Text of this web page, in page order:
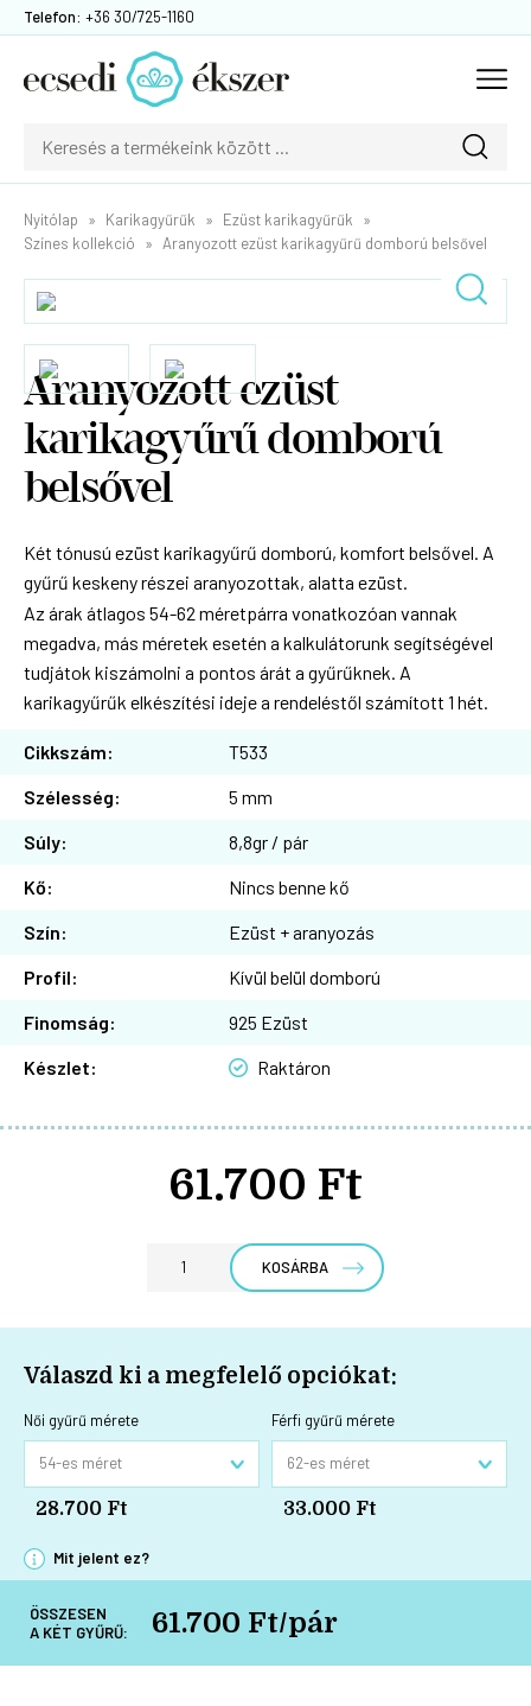
Telefon: +36 30/725-1160
Nyitólap Karikagyűrűk
Ezüst karikagyűrűk
Színes kollekció
Aranyozott ezüst karikagyűrű domború belsővel
Aranyozott ezüst
karikagyűrű domború
belsővel
Két tónusú ezüst karikagyűrű domború, komfort belsővel. A
gyűrű keskeny részei aranyozottak, alatta ezüst.
Az árak átlagos 54-62 méretpárra vonatkozóan vannak
megadva, más méretek esetén a kalkulátorunk segítségével
tudjátok kiszámolni a pontos árát a gyűrűknek. A
karikagyűrűk elkészítési ideje a rendeléstől számított 1 hét.
Cikkszám:
T533
Szélesség:
5 mm
Súly:
8,8gr / pár
Kő:
Nincs benne kő
Szín:
Ezüst + aranyozás
Profil:
Kívül belül domború
Finomság:
925 Ezüst
Készlet:
Raktáron
61.700 Ft
KOSÁRBA
Válaszd ki a megfelelő opciókat:
Női gyűrű mérete
28.700 Ft
Férfi gyűrű mérete
33.000 Ft
Mit jelent ez?
ÖSSZESEN
A KÉT GYŰRŰ:
61.700 Ft/pár